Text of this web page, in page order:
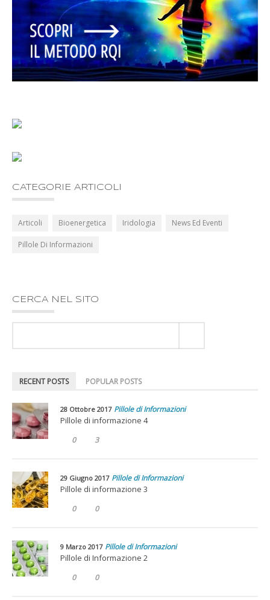
CATEGORIE ARTICOLI
Articoli Bioenergetica Iridologia News Ed Eventi
Pillole Di Informazioni
CERCA NEL SITO
RECENT POSTS POPULAR POSTS
28 Ottobre 2017 Pillole di Informazioni
Pillole di informazione 4
0 3
29 Giugno 2017 Pillole di Informazioni
Pillole di informazione 3
0 0
9 Marzo 2017 Pillole di Informazioni
Pillole di Informazione 2
0 0